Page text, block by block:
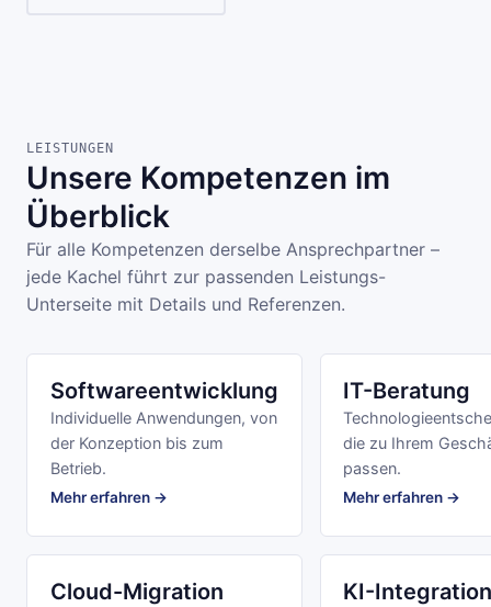
LEISTUNGEN
Unsere Kompetenzen im
Überblick
Für alle Kompetenzen derselbe Ansprechpartner –
jede Kachel führt zur passenden Leistungs-
Unterseite mit Details und Referenzen.
Softwareentwicklung
Individuelle Anwendungen, von
der Konzeption bis zum
Betrieb.
Mehr erfahren →
IT-Beratung
die zu Ihrem
passen.
Mehr erfahren →
Cloud-Migration KI-